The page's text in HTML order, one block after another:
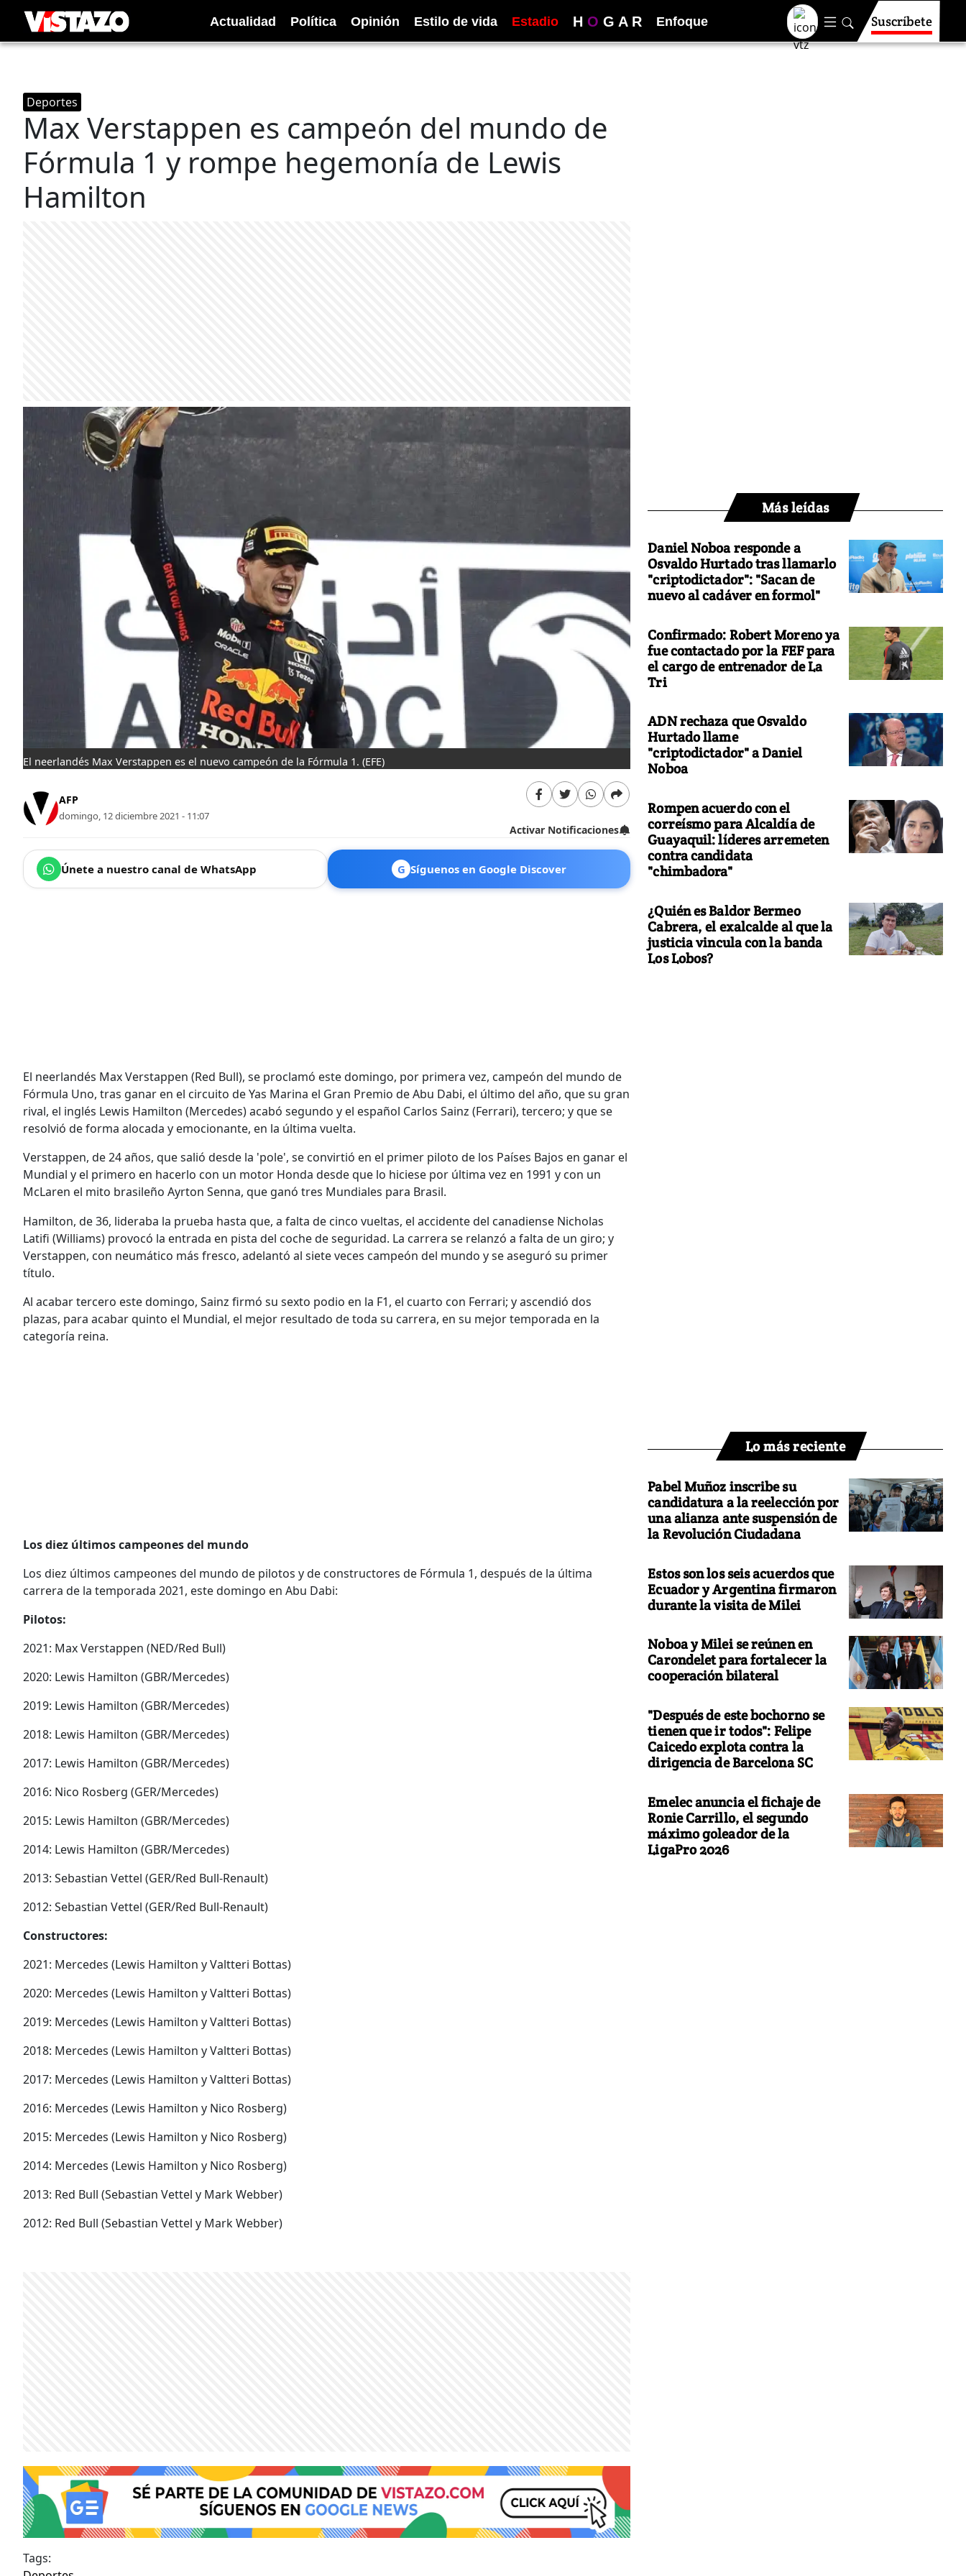
Actualidad Política Opinión Estilo de vida Estadio H O G A R Enfoque Suscríbete
Deportes
Max Verstappen es campeón del mundo de
Fórmula 1 y rompe hegemonía de Lewis
Hamilton
El neerlandés Max Verstappen es el nuevo campeón de la Fórmula 1. (EFE)
AFP
domingo, 12 diciembre 2021 - 11:07
Activar Notificaciones
Únete a nuestro canal de WhatsApp G Síguenos en Google Discover
El neerlandés Max Verstappen (Red Bull), se proclamó este domingo, por primera vez, campeón del mundo de
Fórmula Uno, tras ganar en el circuito de Yas Marina el Gran Premio de Abu Dabi, el último del año, que su gran
rival, el inglés Lewis Hamilton (Mercedes) acabó segundo y el español Carlos Sainz (Ferrari), tercero; y que se
resolvió de forma alocada y emocionante, en la última vuelta.
Verstappen, de 24 años, que salió desde la 'pole', se convirtió en el primer piloto de los Países Bajos en ganar el
Mundial y el primero en hacerlo con un motor Honda desde que lo hiciese por última vez en 1991 y con un
McLaren el mito brasileño Ayrton Senna, que ganó tres Mundiales para Brasil.
Hamilton, de 36, lideraba la prueba hasta que, a falta de cinco vueltas, el accidente del canadiense Nicholas
Latifi (Williams) provocó la entrada en pista del coche de seguridad. La carrera se relanzó a falta de un giro; y
Verstappen, con neumático más fresco, adelantó al siete veces campeón del mundo y se aseguró su primer
título.
Al acabar tercero este domingo, Sainz firmó su sexto podio en la F1, el cuarto con Ferrari; y ascendió dos
plazas, para acabar quinto el Mundial, el mejor resultado de toda su carrera, en su mejor temporada en la
categoría reina.
Los diez últimos campeones del mundo
Los diez últimos campeones del mundo de pilotos y de constructores de Fórmula 1, después de la última
carrera de la temporada 2021, este domingo en Abu Dabi:
Pilotos:
2021: Max Verstappen (NED/Red Bull)
2020: Lewis Hamilton (GBR/Mercedes)
2019: Lewis Hamilton (GBR/Mercedes)
2018: Lewis Hamilton (GBR/Mercedes)
2017: Lewis Hamilton (GBR/Mercedes)
2016: Nico Rosberg (GER/Mercedes)
2015: Lewis Hamilton (GBR/Mercedes)
2014: Lewis Hamilton (GBR/Mercedes)
2013: Sebastian Vettel (GER/Red Bull-Renault)
2012: Sebastian Vettel (GER/Red Bull-Renault)
Constructores:
2021: Mercedes (Lewis Hamilton y Valtteri Bottas)
2020: Mercedes (Lewis Hamilton y Valtteri Bottas)
2019: Mercedes (Lewis Hamilton y Valtteri Bottas)
2018: Mercedes (Lewis Hamilton y Valtteri Bottas)
2017: Mercedes (Lewis Hamilton y Valtteri Bottas)
2016: Mercedes (Lewis Hamilton y Nico Rosberg)
2015: Mercedes (Lewis Hamilton y Nico Rosberg)
2014: Mercedes (Lewis Hamilton y Nico Rosberg)
2013: Red Bull (Sebastian Vettel y Mark Webber)
2012: Red Bull (Sebastian Vettel y Mark Webber)
Tags:
Más leídas
Daniel Noboa responde a
Osvaldo Hurtado tras llamarlo
"criptodictador": "Sacan de
nuevo al cadáver en formol"
Confirmado: Robert Moreno ya
fue contactado por la FEF para
el cargo de entrenador de La
Tri
ADN rechaza que Osvaldo
Hurtado llame
"criptodictador" a Daniel
Noboa
Rompen acuerdo con el
correísmo para Alcaldía de
Guayaquil: líderes arremeten
contra candidata
"chimbadora"
¿Quién es Baldor Bermeo
Cabrera, el exalcalde al que la
justicia vincula con la banda
Los Lobos?
Lo más reciente
Pabel Muñoz inscribe su
candidatura a la reelección por
una alianza ante suspensión de
la Revolución Ciudadana
Estos son los seis acuerdos que
Ecuador y Argentina firmaron
durante la visita de Milei
Noboa y Milei se reúnen en
Carondelet para fortalecer la
cooperación bilateral
"Después de este bochorno se
tienen que ir todos": Felipe
Caicedo explota contra la
dirigencia de Barcelona SC
Emelec anuncia el fichaje de
Ronie Carrillo, el segundo
máximo goleador de la
LigaPro 2026